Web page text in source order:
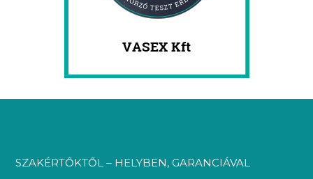
SZAKÉRTŐKTŐL – HELYBEN, GARANCIÁVAL